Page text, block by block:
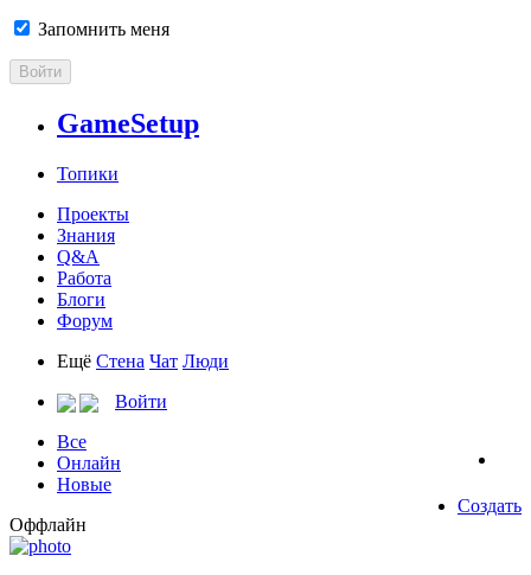
Запомнить меня
Войти
GameSetup
Топики
Проекты
Знания
Q&A
Работа
Блоги
Форум
Ещё Стена Чат Люди
Войти
Все
Онлайн
Новые
Создать
Оффлайн